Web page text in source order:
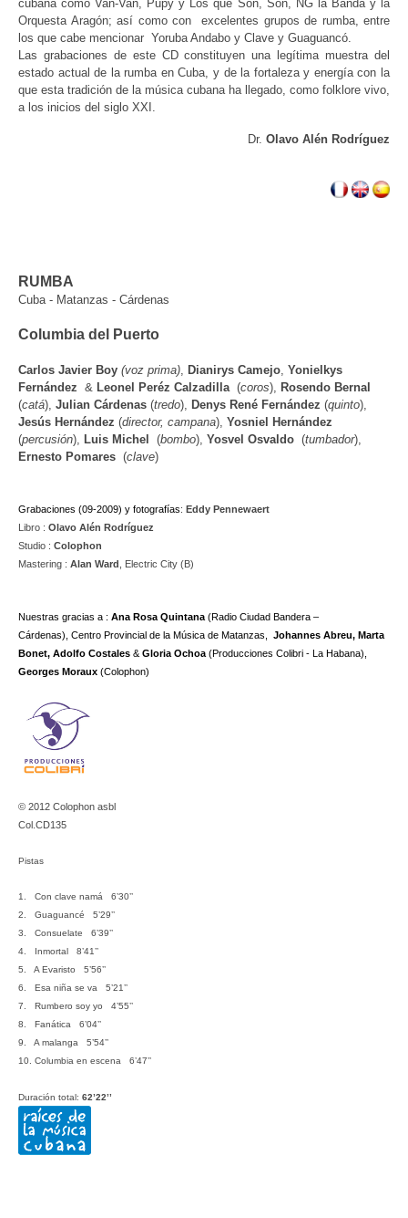
cubana como Van-Van, Pupy y Los que Son, Son, NG la Banda y la
Orquesta Aragón; así como con excelentes grupos de rumba, entre
los que cabe mencionar Yoruba Andabo y Clave y Guaguancó.
Las grabaciones de este CD constituyen una legítima muestra del
estado actual de la rumba en Cuba, y de la fortaleza y energía con la
que esta tradición de la música cubana ha llegado, como folklore vivo,
a los inicios del siglo XXI.
Dr. Olavo Alén Rodríguez
RUMBA
Cuba - Matanzas - Cárdenas
Columbia del Puerto
Carlos Javier Boy (voz prima) Dianirys Camejo Yonielkys
Fernández & Leonel Peréz Calzadilla (coros), Rosendo Bernal
(catá), Julian Cárdenas (tredo), Denys René Fernández (quinto),
Jesús Hernández (director, campana), Yosniel Hernández
(percusión), Luis Michel (bombo), Yosvel Osvaldo (tumbador),
Ernesto Pomares (clave)
Grabaciones (09-2009) y fotografías: Eddy Pennewaert
Libro : Olavo Alén Rodríguez
Studio : Colophon
Mastering : Alan Ward , Electric City (B)
Nuestras gracias a : Ana Rosa Quintana (Radio Ciudad Bandera –
Cárdenas), Centro Provincial de la Música de Matanzas,
Johannes Abreu, Marta
Bonet, Adolfo Costales & Gloria Ochoa (Producciones Colibri - La Habana),
Georges Moraux (Colophon)
© 2012 Colophon asbl
Col.CD135
Pistas
1. Con clave namá 6’30’’
2. Guaguancé 5’29’’
3. Consuelate 6’39’’
4. Inmortal 8’41’’
5. A Evaristo 5’56’’
6. Esa niña se va 5’21’’
7. Rumbero soy yo 4’55’’
8. Fanática 6’04’’
9. A malanga 5’54’’
10. Columbia en escena 6’47’’
Duración total: 62’22’’